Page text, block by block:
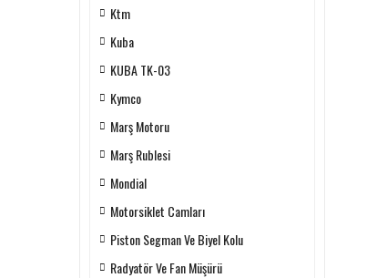
Ktm
Kuba
KUBA TK-03
Kymco
Marş Motoru
Marş Rublesi
Mondial
Motorsiklet Camları
Piston Segman Ve Biyel Kolu
Radyatör Ve Fan Müşürü